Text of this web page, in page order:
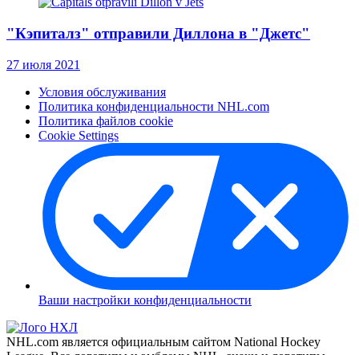
"Кэпиталз" отправили Диллона в "Джетс"
27 июля 2021
Условия обслуживания
Политика конфиденциальности NHL.com
Политика файлов cookie
Cookie Settings
Ваши настройки конфиденциальности
NHL.com является официальным сайтом National Hockey